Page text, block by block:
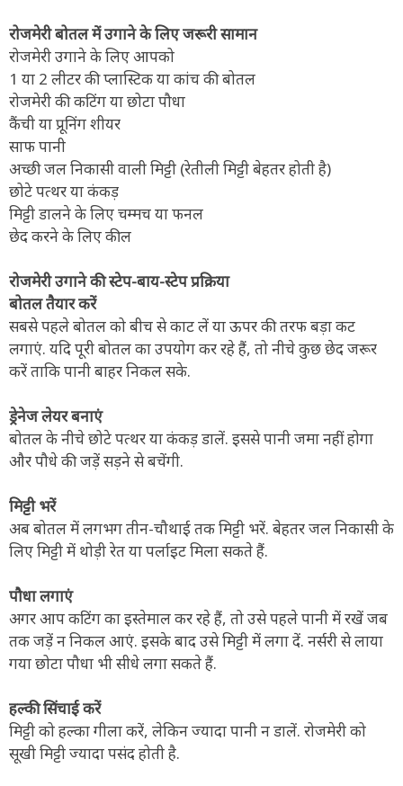
रोजमेरी बोतल में उगाने के लिए जरूरी सामान
रोजमेरी उगाने के लिए आपको
1 या 2 लीटर की प्लास्टिक या कांच की बोतल
रोजमेरी की कटिंग या छोटा पौधा
कैंची या प्रूनिंग शीयर
साफ पानी
अच्छी जल निकासी वाली मिट्टी (रेतीली मिट्टी बेहतर होती है)
छोटे पत्थर या कंकड़
मिट्टी डालने के लिए चम्मच या फनल
छेद करने के लिए कील
रोजमेरी उगाने की स्टेप-बाय-स्टेप प्रक्रिया
बोतल तैयार करें
सबसे पहले बोतल को बीच से काट लें या ऊपर की तरफ बड़ा कट
लगाएं. यदि पूरी बोतल का उपयोग कर रहे हैं, तो नीचे कुछ छेद जरूर
करें ताकि पानी बाहर निकल सके.
ड्रेनेज लेयर बनाएं
बोतल के नीचे छोटे पत्थर या कंकड़ डालें. इससे पानी जमा नहीं होगा
और पौधे की जड़ें सड़ने से बचेंगी.
मिट्टी भरें
अब बोतल में लगभग तीन-चौथाई तक मिट्टी भरें. बेहतर जल निकासी के
लिए मिट्टी में थोड़ी रेत या पर्लाइट मिला सकते हैं.
पौधा लगाएं
अगर आप कटिंग का इस्तेमाल कर रहे हैं, तो उसे पहले पानी में रखें जब
तक जड़ें न निकल आएं. इसके बाद उसे मिट्टी में लगा दें. नर्सरी से लाया
गया छोटा पौधा भी सीधे लगा सकते हैं.
हल्की सिंचाई करें
मिट्टी को हल्का गीला करें, लेकिन ज्यादा पानी न डालें. रोजमेरी को
सूखी मिट्टी ज्यादा पसंद होती है.